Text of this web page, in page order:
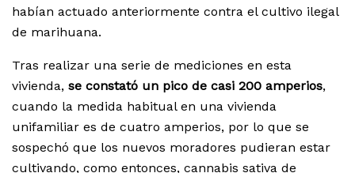
habían actuado anteriormente contra el cultivo ilegal
de marihuana.
Tras realizar una serie de mediciones en esta
vivienda, se constató un pico de casi 200 amperios,
cuando la medida habitual en una vivienda
unifamiliar es de cuatro amperios, por lo que se
sospechó que los nuevos moradores pudieran estar
cultivando, como entonces, cannabis sativa de